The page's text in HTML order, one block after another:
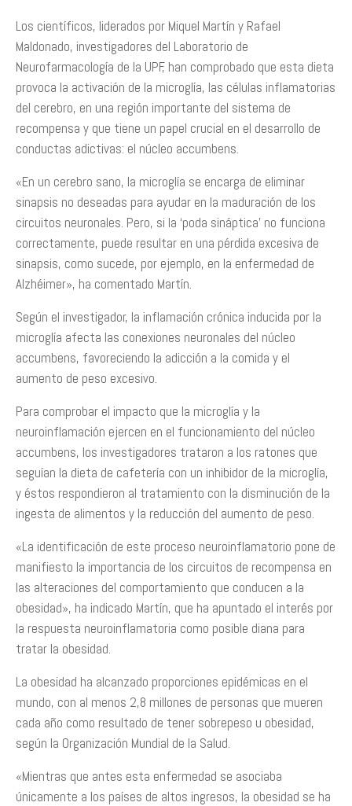
Los científicos, liderados por Miquel Martín y Rafael
Maldonado, investigadores del Laboratorio de
Neurofarmacología de la UPF, han comprobado que esta dieta
provoca la activación de la microglía, las células inflamatorias
del cerebro, en una región importante del sistema de
recompensa y que tiene un papel crucial en el desarrollo de
conductas adictivas: el núcleo accumbens.
«En un cerebro sano, la microglía se encarga de eliminar
sinapsis no deseadas para ayudar en la maduración de los
circuitos neuronales. Pero, si la ‘poda sináptica’ no funciona
correctamente, puede resultar en una pérdida excesiva de
sinapsis, como sucede, por ejemplo, en la enfermedad de
Alzhéimer», ha comentado Martín.
Según el investigador, la inflamación crónica inducida por la
microglía afecta las conexiones neuronales del núcleo
accumbens, favoreciendo la adicción a la comida y el
aumento de peso excesivo.
Para comprobar el impacto que la microglía y la
neuroinflamación ejercen en el funcionamiento del núcleo
accumbens, los investigadores trataron a los ratones que
seguían la dieta de cafetería con un inhibidor de la microglía,
y éstos respondieron al tratamiento con la disminución de la
ingesta de alimentos y la reducción del aumento de peso.
«La identificación de este proceso neuroinflamatorio pone de
manifiesto la importancia de los circuitos de recompensa en
las alteraciones del comportamiento que conducen a la
obesidad», ha indicado Martín, que ha apuntado el interés por
la respuesta neuroinflamatoria como posible diana para
tratar la obesidad.
La obesidad ha alcanzado proporciones epidémicas en el
mundo, con al menos 2,8 millones de personas que mueren
cada año como resultado de tener sobrepeso u obesidad,
según la Organización Mundial de la Salud.
«Mientras que antes esta enfermedad se asociaba
únicamente a los países de altos ingresos, la obesidad se ha